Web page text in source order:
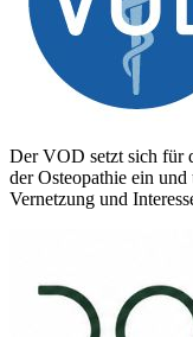
Der VOD setzt sich für
der Osteopathie ein
Vernetzung und